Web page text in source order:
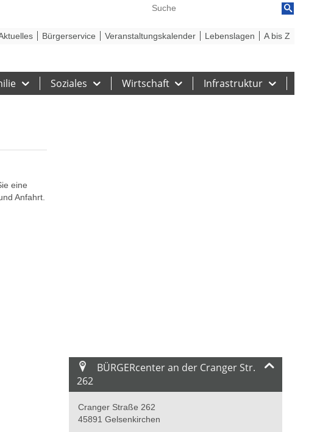
Soziales Wirtschaft Infrastruktur
Bürgerservice Veranstaltungskalender Lebenslagen A bis Z
eine
Anfahrt.
BÜRGERcenter an der Cranger Str.
262
Cranger Straße 262
45891 Gelsenkirchen